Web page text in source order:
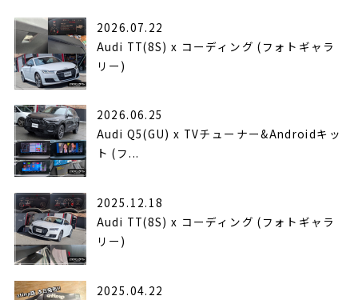
2026.07.22
Audi TT(8S) x コーディング (フォトギャラ
リー)
2026.06.25
Audi Q5(GU) x TVチューナー&Androidキッ
ト (フ...
2025.12.18
Audi TT(8S) x コーディング (フォトギャラ
リー)
2025.04.22